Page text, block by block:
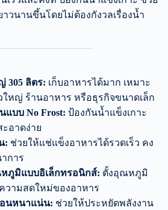
วนานขึ้นโดยไม่ต้องกังวลเรื่องน้ำ
305 ลิตร: เก็บอาหารได้มาก เหมาะ
หญ่ ร้านอาหาร หรือธุรกิจขนาดเล็ก
แบบ No Frost: ป้องกันน้ำแข็งเกาะ
อาดง่าย
: ช่วยให้แช่แข็งอาหารได้รวดเร็ว คง
การ
ภูมิแบบอิเล็กทรอนิกส์: ตั้งอุณหภูมิ
วามสดใหม่ของอาหาร
นหนาแน่น: ช่วยให้ประหยัดพลังงาน